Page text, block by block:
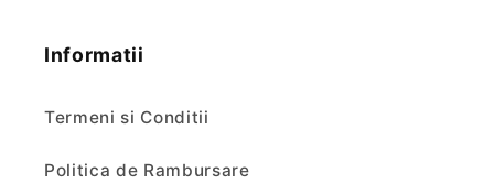
Informatii
Termeni si Conditii
Politica de Rambursare